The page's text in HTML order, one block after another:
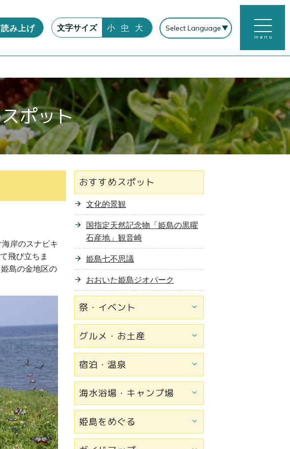
文字サイズ 小 中 大
menu
ポット
岸のスナビキ
飛び立ちま
島の金地区の
おすすめスポット
文化的景観
国指定天然記念物「姫島の黒曜
石産地」観音崎
姫島七不思議
おおいた姫島ジオパーク
祭・イベント
グルメ・お土産
宿泊・温泉
海水浴場・キャンプ場
姫島をめぐる